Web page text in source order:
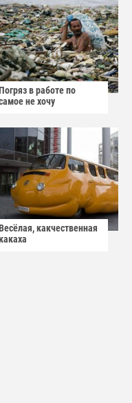
в работе по
не хочу
какчественная